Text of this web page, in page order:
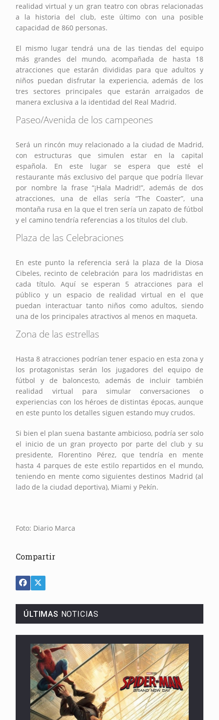
realidad virtual y un gran teatro con obras relacionadas
a la historia del club, este último con una posible
capacidad de 860 personas.
El mismo lugar tendrá una de las tiendas del equipo
más grandes del mundo, acompañada de hasta 18
atracciones que estarán divididas para que adultos y
niños puedan disfrutar la experiencia, además de los
tres sectores principales que estarán arraigados de
manera exclusiva a la identidad del Real Madrid.
Paseo/Avenida de los campeones
Será un rincón muy relacionado a la ciudad de Madrid,
con estructuras que simulen estar en la capital
española. En este lugar se espera que esté el
restaurante más exclusivo del parque que podría llevar
por nombre la frase “¡Hala Madrid!”, además de dos
atracciones, una de ellas sería “The Coaster”, una
montaña rusa en la que el tren sería un zapato de fútbol
y el camino tendría referencias a los títulos del club.
Plaza de las Celebraciones
En este punto la referencia será la plaza de la Diosa
Cibeles, recinto de celebración para los madridistas en
cada título. Aquí se esperan 5 atracciones para el
público y un espacio de realidad virtual en el que
puedan interactuar tanto niños como adultos, siendo
una de los principales atractivos al menos en maqueta.
Zona de las estrellas
Hasta 8 atracciones podrían tener espacio en esta zona y
los protagonistas serán los jugadores del equipo de
fútbol y de baloncesto, además de incluir también
realidad virtual para simular conversaciones o
experiencias con los héroes de distintas épocas, aunque
en este punto los detalles siguen estando muy crudos.
Si bien el plan suena bastante ambicioso, podría ser solo
el inicio de un gran proyecto por parte del club y su
presidente, Florentino Pérez, que tendría en mente
hasta 4 parques de este estilo repartidos en el mundo,
teniendo en mente como siguientes destinos Madrid (al
lado de la ciudad deportiva), Miami y Pekín.
Foto: Diario Marca
Compartir
ÚLTIMAS NOTICIAS